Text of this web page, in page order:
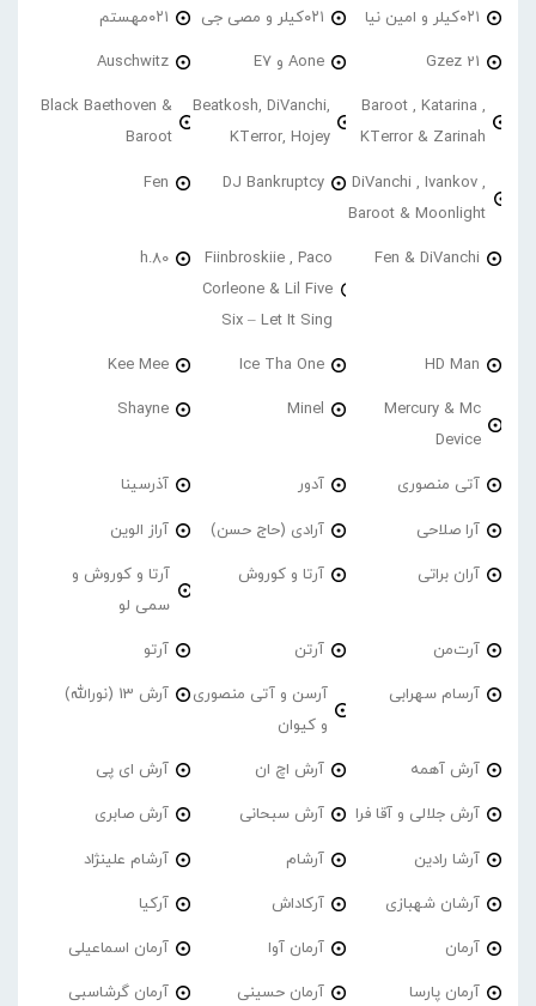
۰۲۱کیلر و امین نیا ۰۲۱کیلر و مصی جی ۰۲۱مهستم
21 Gzez Aone و E7 Auschwitz
Baroot , Katarina ,
KTerror & Zarinah
Beatkosh, DiVanchi,
KTerror, Hojey
Black Baethoven &
Baroot
DiVanchi , Ivankov ,
Baroot & Moonlight
DJ Bankruptcy
Fen
Fen & DiVanchi
Fiinbroskiie , Paco
Corleone & Lil Five
Six – Let It Sing
h.80
HD Man
Ice Tha One
Kee Mee
Mercury & Mc
Device
Minel
Shayne
آتی منصوری آدور آذرسینا
آرا صلاحی آرادی (حاج حسن) آراز الوین
آران براتی آرتا و کوروش
آرتا و کوروش و
سمی لو
آرت‌من آرتن آرتو
آرسام سهرابی
آرسن و آتی منصوری
و کیوان
آرش 13 (نورالله)
آرش آهمه آرش اچ ان آرش ای پی
آرش جلالی و آقا فرا آرش سبحانی آرش صابری
آرشا رادین آرشام آرشام علینژاد
آرشان شهبازی آرکاداش آرکیا
آرمان آرمان آوا آرمان اسماعیلی
آرمان پارسا آرمان حسینی آرمان گرشاسبی